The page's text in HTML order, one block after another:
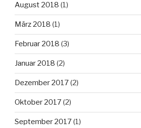
August 2018 (1)
März 2018 (1)
Februar 2018 (3)
Januar 2018 (2)
Dezember 2017(2)
Oktober 2017(2)
September 2017(1)